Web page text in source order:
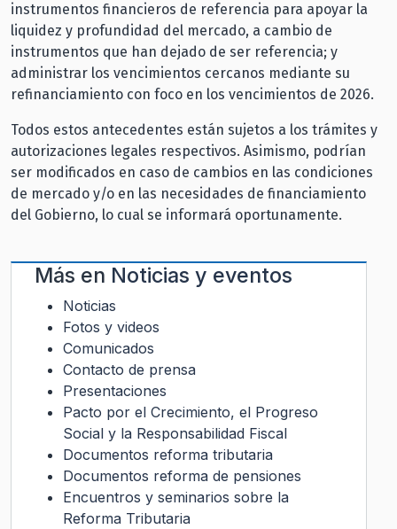
instrumentos financieros de referencia para apoyar la
liquidez y profundidad del mercado, a cambio de
instrumentos que han dejado de ser referencia; y
administrar los vencimientos cercanos mediante su
refinanciamiento con foco en los vencimientos de 2026.
Todos estos antecedentes están sujetos a los trámites y
autorizaciones legales respectivos. Asimismo, podrían
ser modificados en caso de cambios en las condiciones
de mercado y/o en las necesidades de financiamiento
del Gobierno, lo cual se informará oportunamente.
Más en Noticias y eventos
Noticias
Fotos y videos
Comunicados
Contacto de prensa
Presentaciones
Pacto por el Crecimiento, el Progreso
Social y la Responsabilidad Fiscal
Documentos reforma tributaria
Documentos reforma de pensiones
Encuentros y seminarios sobre la
Reforma Tributaria